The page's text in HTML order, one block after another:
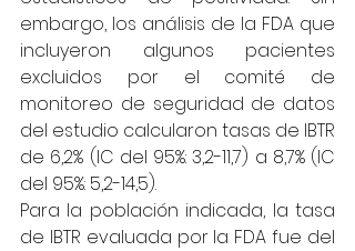
embargo, los análisis de la FDA que
incluyeron algunos pacientes
excluidos por el comité de
monitoreo de seguridad de datos
del estudio calcularon tasas de IBTR
de 6,2% (IC del 95%: 3,2-11,7) a 8,7% (IC
del 95%: 5,2-14,5).
Para la población indicada, la tasa
de IBTR evaluada por la FDA fue del